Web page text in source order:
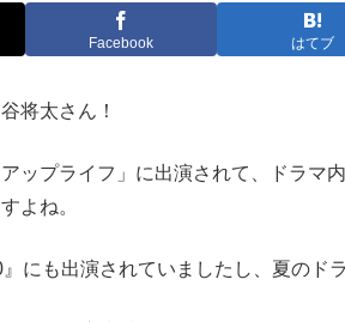
Facebook はてブ
将太さん！
ップライフ」に出演されて、ドラマ
よね。
にも出演されていましたし、夏のド